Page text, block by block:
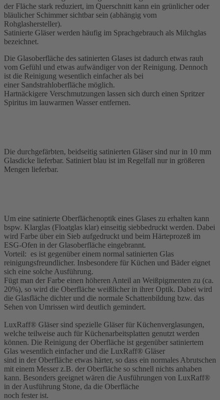
der Fläche stark reduziert, im Querschnitt kann ein grünlicher oder
bläulicher Schimmer sichtbar sein (abhängig vom
Rohglashersteller).
Satinierte Gläser werden häufig im Sprachgebrauch als Milchglas
bezeichnet.
Die Glasoberfläche des satinierten Glases ist dadurch etwas rauh
vom Gefühl und etwas aufwändiger von der Reinigung. Dennoch
ist die Reinigung wesentlich einfacher als bei
einer Sandstrahloberfläche möglich.
Hartnäckigere Verschmutzungen lassen sich durch einen Spritzer
Spiritus im lauwarmen Wasser entfernen.
Die durchgefärbten, beidseitig satinierten Gläser sind nur in 10 mm
Glasdicke lieferbar. Satiniert blau ist im Regelfall nur in größeren
Mengen lieferbar.
Um eine satinierte Oberflächenoptik eines Glases zu erhalten kann
bspw. Klarglas (Floatglas klar) einseitig siebbedruckt werden. Dabei
wird Farbe über ein Sieb aufgedruckt und beim Härteprozeß im
ESG-Ofen in der Glasoberfläche eingebrannt.
Vorteil: es ist gegenüber einem normal satinierten Glas
reinigungsfreundlicher. Insbesondere für Küchen und Bäder eignet
sich eine solche Ausführung.
Fügt man der Farbe einen höheren Anteil an Weißpigmenten zu (ca.
20%), so wird die Oberfläche weißlicher in ihrer Optik. Dabei wird
die Glasfläche dichter und die normale Schattenbildung bzw. das
Sehen von Umrissen wird deutlich gemindert.
LuxRaff® Gläser sind spezielle Gläser für Küchenverglasungen,
welche teilweise auch für Küchenarbeitsplatten genutzt werden
können. Die Reinigung der Oberfläche ist gegenüber satiniertem
Glas wesentlich einfacher und die LuxRaff® Gläser
sind in der Oberfläche etwas härter, so dass ein normales Abrutschen
mit einem Messer z.B. der Oberfläche so schnell nichts anhaben
kann. Besonders geeignet wären die Ausführungen von LuxRaff®
in der Ausführung Stone, da die Oberfläche
noch fester ist.